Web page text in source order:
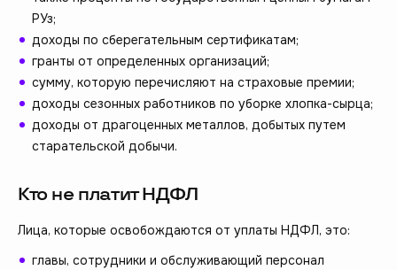
РУз;
доходы по сберегательным сертификатам;
гранты от определенных организаций;
сумму, которую перечисляют на страховые премии;
доходы сезонных работников по уборке хлопка-сырца;
доходы от драгоценных металлов, добытых путем
старательской добычи.
Кто не платит НДФЛ
Лица, которые освобождаются от уплаты НДФЛ, это:
главы, сотрудники и обслуживающий персонал